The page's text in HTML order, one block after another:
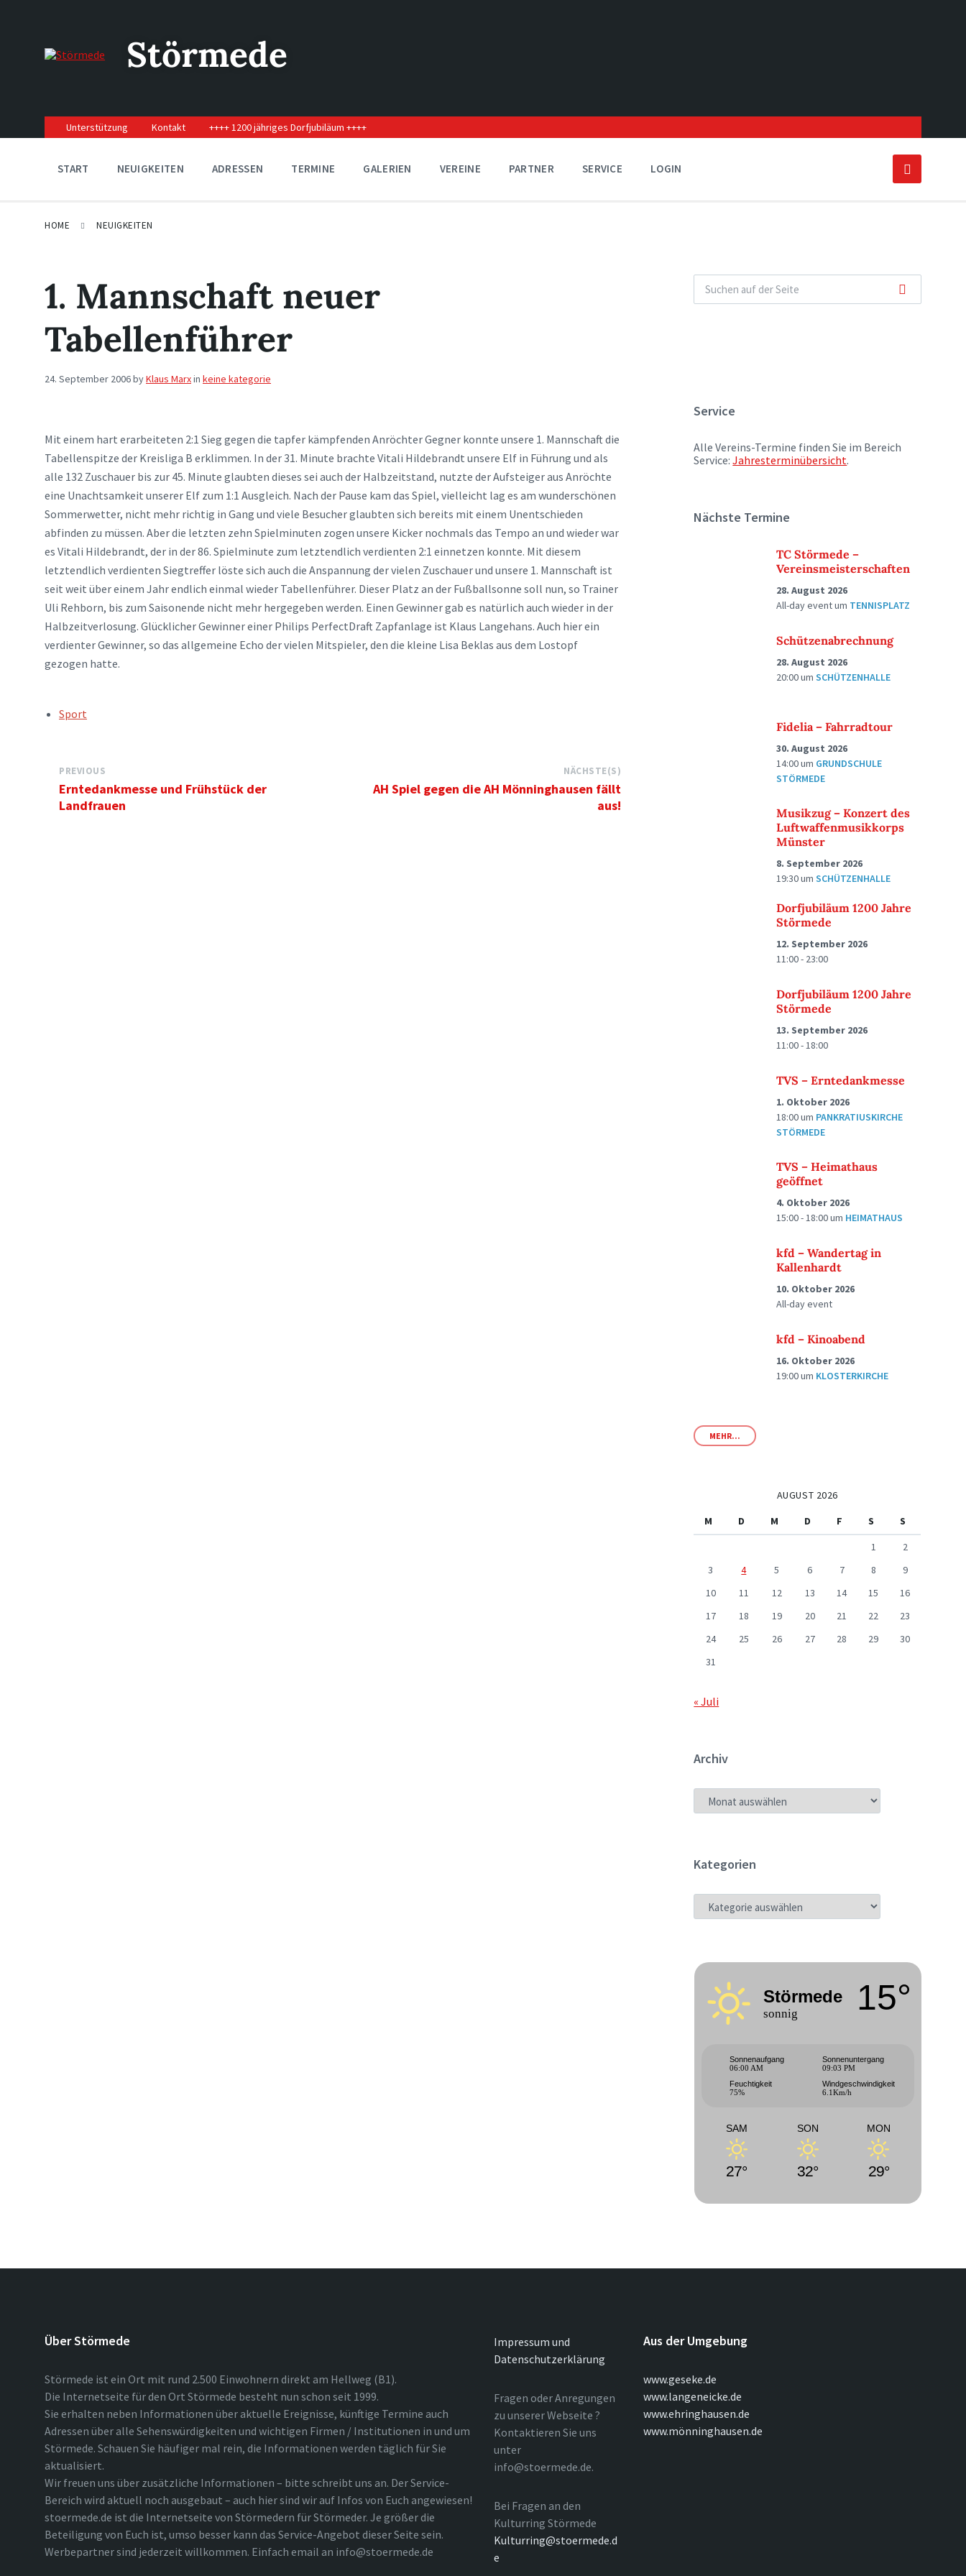
navigation
Störmede
Unterstützung Kontakt ++++ 1200 jähriges Dorfjubiläum ++++
START NEUIGKEITEN ADRESSEN TERMINE GALERIEN VEREINE PARTNER SERVICE LOGIN
HOME NEUIGKEITEN
1. Mannschaft neuer
Tabellenführer
24. September 2006byKlaus Marxin keine kategorie
Mit einem hart erarbeiteten 2:1 Sieg gegen die tapfer kämpfenden Anröchter Gegner konnte unsere 1. Mannschaft die
Tabellenspitze der Kreisliga B erklimmen. In der 31. Minute brachte Vitali Hildebrandt unsere Elf in Führung und als
alle 132 Zuschauer bis zur 45. Minute glaubten dieses sei auch der Halbzeitstand, nutzte der Aufsteiger aus Anröchte
eine Unachtsamkeit unserer Elf zum 1:1 Ausgleich. Nach der Pause kam das Spiel, vielleicht lag es am wunderschönen
Sommerwetter, nicht mehr richtig in Gang und viele Besucher glaubten sich bereits mit einem Unentschieden
abfinden zu müssen. Aber die letzten zehn Spielminuten zogen unsere Kicker nochmals das Tempo an und wieder war
es Vitali Hildebrandt, der in der 86. Spielminute zum letztendlich verdienten 2:1 einnetzen konnte. Mit diesem
letztendlich verdienten Siegtreffer löste sich auch die Anspannung der vielen Zuschauer und unsere 1. Mannschaft ist
seit weit über einem Jahr endlich einmal wieder Tabellenführer. Dieser Platz an der Fußballsonne soll nun, so Trainer
Uli Rehborn, bis zum Saisonende nicht mehr hergegeben werden. Einen Gewinner gab es natürlich auch wieder in der
Halbzeitverlosung. Glücklicher Gewinner einer Philips PerfectDraft Zapfanlage ist Klaus Langehans. Auch hier ein
verdienter Gewinner, so das allgemeine Echo der vielen Mitspieler, den die kleine Lisa Beklas aus dem Lostopf
gezogen hatte.
TAGS:Sport
PREVIOUS
Erntedankmesse und Frühstück der
Landfrauen
NÄCHSTE(S)
AH Spiel gegen die AH Mönninghausen fällt
aus!
Service
Alle Vereins-Termine finden Sie im Bereich
Service:Jahresterminübersicht.
Nächste Termine
TC Störmede –
Vereinsmeisterschaften
28. August 2026
All-day eventum TENNISPLATZ
Schützenabrechnung
28. August 2026
20:00umSCHÜTZENHALLE
Fidelia – Fahrradtour
30. August 2026
14:00um GRUNDSCHULE
STÖRMEDE
Musikzug – Konzert des
Luftwaffenmusikkorps
Münster
8. September 2026
19:30umSCHÜTZENHALLE
Dorfjubiläum 1200 Jahre
Störmede
12. September 2026
11:00 - 23:00
Dorfjubiläum 1200 Jahre
Störmede
13. September 2026
11:00 - 18:00
TVS – Erntedankmesse
1. Oktober 2026
18:00um PANKRATIUSKIRCHE
STÖRMEDE
TVS – Heimathaus
geöffnet
4. Oktober 2026
15:00 - 18:00um HEIMATHAUS
kfd – Wandertag in
Kallenhardt
10. Oktober 2026
All-day event
kfd – Kinoabend
16. Oktober 2026
19:00um KLOSTERKIRCHE
MEHR...
AUGUST 2026
M
D M D F S
S
1
2
3
4 5 6 7 8
9
10
11 12 13 14 15
16
17
18 19 20 21 22
23
24
25 26 27 28 29
30
31
« Juli
Archiv
ARCHIV
Kategorien
KATEGORIEN
Störmede
sonnig 15°
Sonnenaufgang
06:00 AM
Sonnenuntergang
09:03 PM
Feuchtigkeit
75%
Windgeschwindigkeit
6.1Km/h
SAM
27°
SON
32°
MON
29°
Über Störmede
Störmede ist ein Ort mit rund 2.500 Einwohnern direkt am Hellweg (B1).
Die Internetseite für den Ort Störmede besteht nun schon seit 1999.
Sie erhalten neben Informationen über aktuelle Ereignisse, künftige Termine auch
Adressen über alle Sehenswürdigkeiten und wichtigen Firmen / Institutionen in und um
Störmede. Schauen Sie häufiger mal rein, die Informationen werden täglich für Sie
aktualisiert.
Wir freuen uns über zusätzliche Informationen – bitte schreibt uns an. Der Service-
Bereich wird aktuell noch ausgebaut – auch hier sind wir auf Infos von Euch angewiesen!
stoermede.de ist die Internetseite von Störmedern für Störmeder. Je größer die
Beteiligung von Euch ist, umso besser kann das Service-Angebot dieser Seite sein.
Werbepartner sind jederzeit willkommen. Einfach email an info@stoermede.de
Impressum und
Datenschutzerklärung
Fragen oder Anregungen
zu unserer Webseite ?
Kontaktieren Sie uns
unter
info@stoermede.de.
Bei Fragen an den
Kulturring Störmede
Kulturring@stoermede.d
e
Aus der Umgebung
www.geseke.de
www.langeneicke.de
www.ehringhausen.de
www.mönninghausen.de